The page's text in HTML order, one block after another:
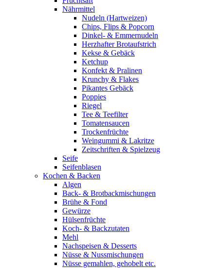
Nährmittel
Nudeln (Hartweizen)
Chips, Flips & Popcorn
Dinkel- & Emmernudeln
Herzhafter Brotaufstrich
Kekse & Gebäck
Ketchup
Konfekt & Pralinen
Krunchy & Flakes
Pikantes Gebäck
Poppies
Riegel
Tee & Teefilter
Tomatensaucen
Trockenfrüchte
Weingummi & Lakritze
Zeitschriften & Spielzeug
Seife
Seifenblasen
Kochen & Backen
Algen
Back- & Brotbackmischungen
Brühe & Fond
Gewürze
Hülsenfrüchte
Koch- & Backzutaten
Mehl
Nachspeisen & Desserts
Nüsse & Nussmischungen
Nüsse gemahlen, gehobelt etc.